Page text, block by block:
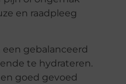
en raadpleeg
gebalanceerd
te hydrateren.
goed gevoed